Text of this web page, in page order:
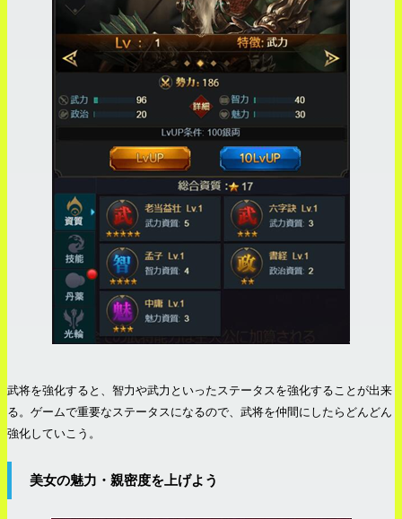
武将を強化すると、智力や武力といったステータスを強化することが出来
る。ゲームで重要なステータスになるので、武将を仲間にしたらどんどん
強化していこう。
美女の魅力・親密度を上げよう